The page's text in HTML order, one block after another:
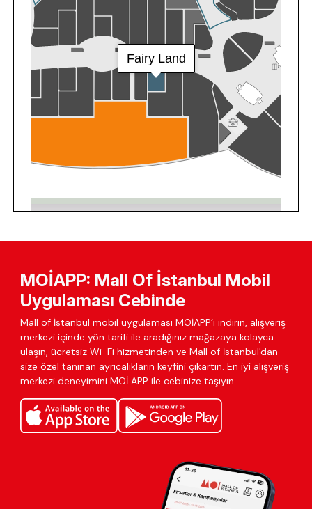
MOİAPP: Mall Of İstanbul Mobil
Uygulaması Cebinde
Mall of İstanbul mobil uygulaması MOİAPP’i indirin, alışveriş
merkezi içinde yön tarifi ile aradığınız mağazaya kolayca
ulaşın, ücretsiz Wi-Fi hizmetinden ve Mall of İstanbul'dan
size özel tanınan ayrıcalıkların keyfini çıkartın. En iyi alışveriş
merkezi deneyimini MOİ APP ile cebinize taşıyın.